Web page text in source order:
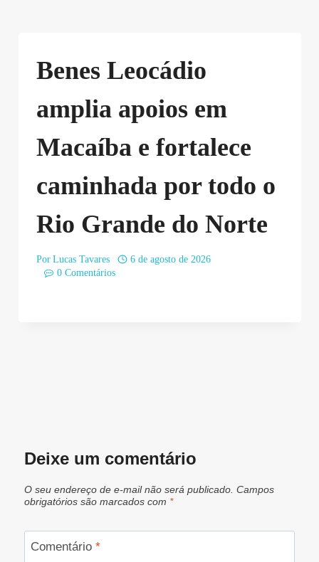
Benes Leocádio
amplia apoios em
Macaíba e fortalece
caminhada por todo o
Rio Grande do Norte
Por Lucas Tavares
6 de agosto de 2026
0 Comentários
Deixe um comentário
O seu endereço de e-mail não será publicado. Campos
obrigatórios são marcados com *
Comentário *